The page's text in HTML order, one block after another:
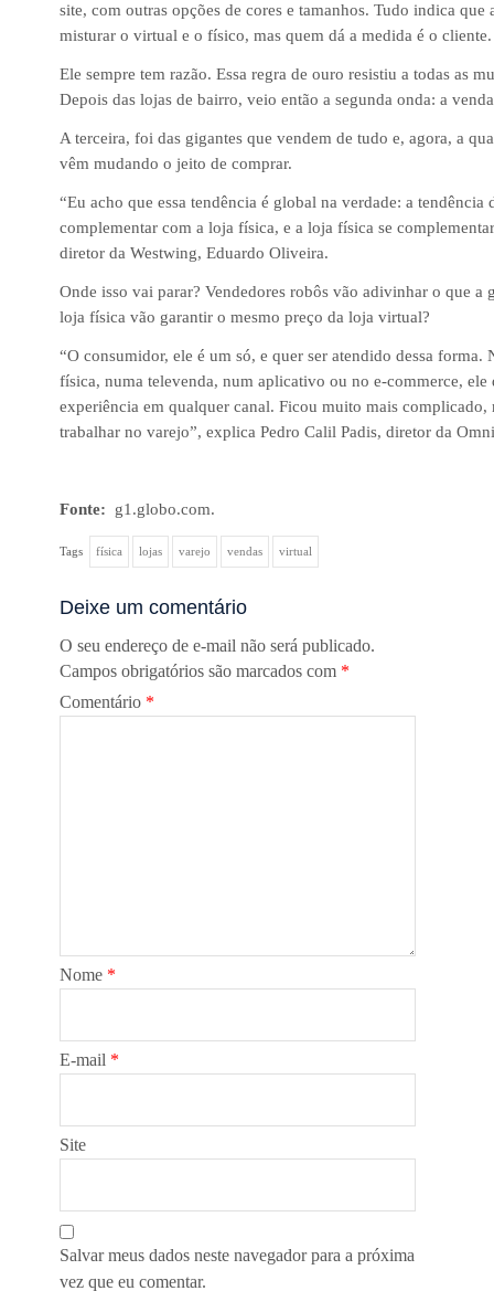
site, com outras opções de cores e tamanhos. Tudo indica que
misturar o virtual e o físico, mas quem dá a medida é o cliente.
Ele sempre tem razão. Essa regra de ouro resistiu a todas as
Depois das lojas de bairro, veio então a segunda onda: a
A terceira, foi das gigantes que vendem de tudo e, agora, a
vêm mudando o jeito de comprar.
“Eu acho que essa tendência é global na verdade: a tendência
complementar com a loja física, e a loja física se
diretor da Westwing, Eduardo Oliveira.
Onde isso vai parar? Vendedores robôs vão adivinhar o que a
loja física vão garantir o mesmo preço da loja virtual?
“O consumidor, ele é um só, e quer ser atendido dessa forma.
física, numa televenda, num aplicativo ou no e-commerce, ele
experiência em qualquer canal. Ficou muito mais
trabalhar no varejo”, explica Pedro Calil Padis, diretor da
Fonte: g1.globo.com.
Tags física lojas varejo vendas virtual
Deixe um comentário
O seu endereço de e-mail não será publicado.
Campos obrigatórios são marcados com *
Comentário *
Nome *
E-mail *
Site
Salvar meus dados neste navegador para a próxima
vez que eu comentar.